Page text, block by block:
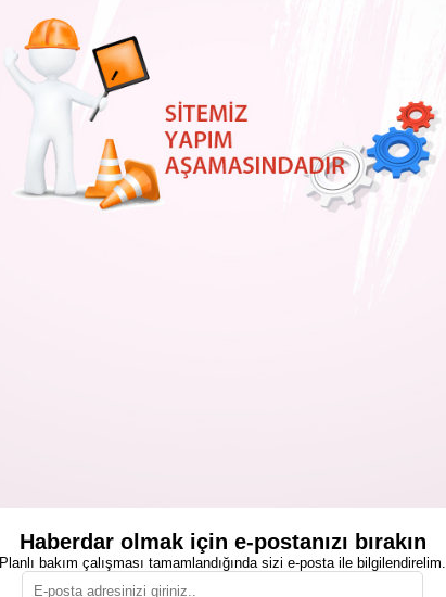
Haberdar olmak için e-postanızı bırakın
Planlı bakım çalışması tamamlandığında sizi e-posta ile bilgilendirelim.